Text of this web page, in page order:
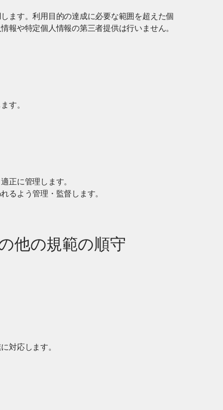
ます。利用目的の達成に必要な範囲を超えた個
報や特定個人情報の第三者提供は行いません。
す。
正に管理します。
るよう管理・監督します。
他の規範の順守
対応します。